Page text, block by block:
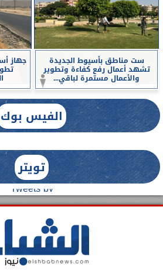
ست مناطق بأسيوط الجديدة
تشهد أعمال رفع كفاءة وتطوير
والأعمال مستمرة لباقي...
جهاز
الفيس بوك
تويتر
Tweets by